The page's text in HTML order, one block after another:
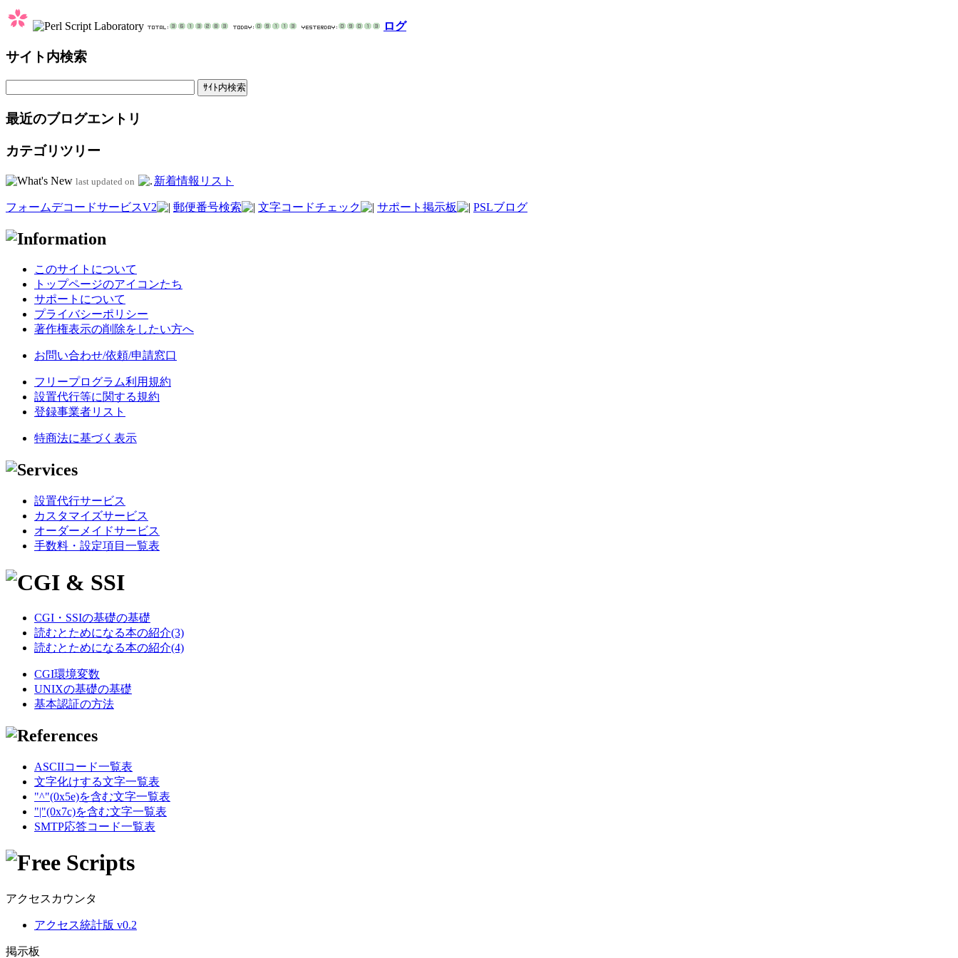
ログ
サイト内検索
最近のブログエントリ
カテゴリツリー
last updated on 新着情報リスト
フォームデコードサービスV2 郵便番号検索 文字コードチェック サポート掲示板 PSLブログ
このサイトについて
トップページのアイコンたち
サポートについて
プライバシーポリシー
著作権表示の削除をしたい方へ
お問い合わせ/依頼/申請窓口
フリープログラム利用規約
設置代行等に関する規約
登録事業者リスト
特商法に基づく表示
設置代行サービス
カスタマイズサービス
オーダーメイドサービス
手数料・設定項目一覧表
CGI・SSIの基礎の基礎
読むとためになる本の紹介(3)
読むとためになる本の紹介(4)
CGI環境変数
UNIXの基礎の基礎
基本認証の方法
ASCIIコード一覧表
文字化けする文字一覧表
"^"(0x5e)を含む文字一覧表
"|"(0x7c)を含む文字一覧表
SMTP応答コード一覧表
アクセスカウンタ
アクセス統計版 v0.2
掲示板